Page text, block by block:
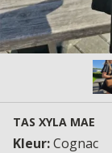
TAS XYLA MAE
Kleur:Cognac